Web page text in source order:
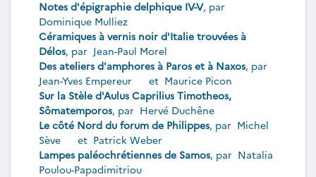
Notes d'épigraphie delphique IV-V, par
Dominique Mulliez
Céramiques à vernis noir d'Italie trouvées à
Délos, par Jean-Paul Morel
Des ateliers d'amphores à Paros et à Naxos, par
Jean-Yves Empereur
et Maurice Picon
Sur la Stèle d'Aulus Caprilius Timotheos,
Sômatemporos, par Hervé Duchêne
Le côté Nord du forum de Philippes, par Michel
Sève
et Patrick Weber
Lampes paléochrétiennes de Samos, par Natalia
Poulou-Papadimitriou